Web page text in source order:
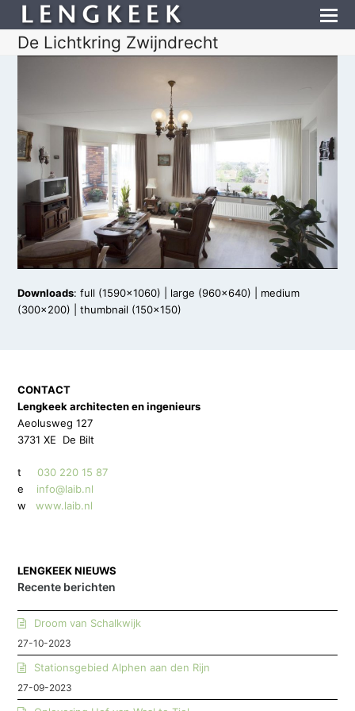
De Lichtkring Zwijndrecht
Downloads:full (1590x1060) large (960x640)
medium
(300x200) |thumbnail (150x150)
CONTACT
Lengkeek architecten en ingenieurs
Aeolusweg 127
3731 XE De Bilt
t030 220 15 87
e info@laib.nl
w
www.laib.nl
LENGKEEK NIEUWS
Recente berichten
Droom van Schalkwijk
27-10-2023
Stationsgebied Alphen aan den Rijn
27-09-2023